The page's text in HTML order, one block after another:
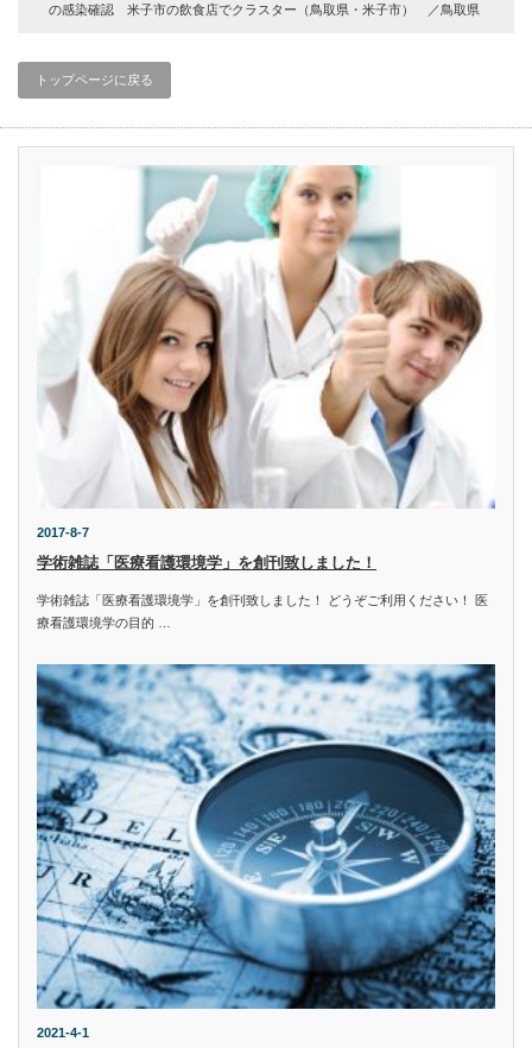
の感染確認 米子市の飲食店でクラスター（鳥取県・米子市） ／鳥取県
トップページに戻る
2017-8-7
学術雑誌「医療看護環境学」を創刊致しました！
学術雑誌「医療看護環境学」を創刊致しました！ どうぞご利用ください！ 医
療看護環境学の目的 …
2021-4-1